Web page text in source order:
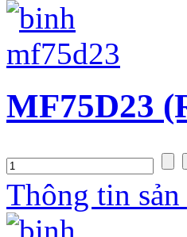
MF75D23
Thông tin sản